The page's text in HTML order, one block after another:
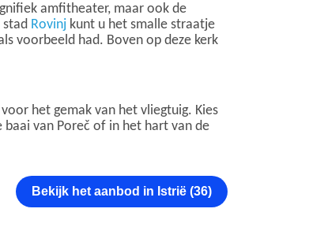
amfitheater, maar ook de
Rovinj kunt u het smalle straatje
voorbeeld had. Boven op deze kerk
het gemak van het vliegtuig. Kies
van Poreč of in het hart van de
Bekijk het aanbod in Istrië (36)